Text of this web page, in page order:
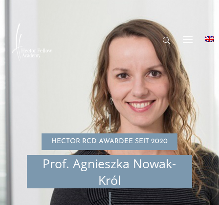
HECTOR RCD AWARDEE SEIT 2020
Prof. Agnieszka Nowak-
Król